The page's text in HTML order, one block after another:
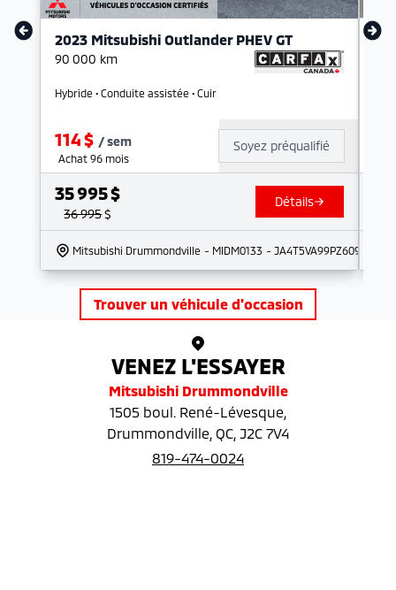
2023 Mitsubishi Outlander PHEV GT
90 000 km
Hybride • Conduite assistée • Cuir
114$ /sem
Achat 96 mois
Soyez préqualifié
35 995$
36 995$
Détails
Mitsubishi Drummondville - MIDM0133 - JA4T5VA99PZ609936
Trouver un véhicule d'occasion
VENEZ L'ESSAYER
Mitsubishi Drummondville
1505 boul. René-Lévesque,
Drummondville, QC, J2C 7V4
819-474-0024